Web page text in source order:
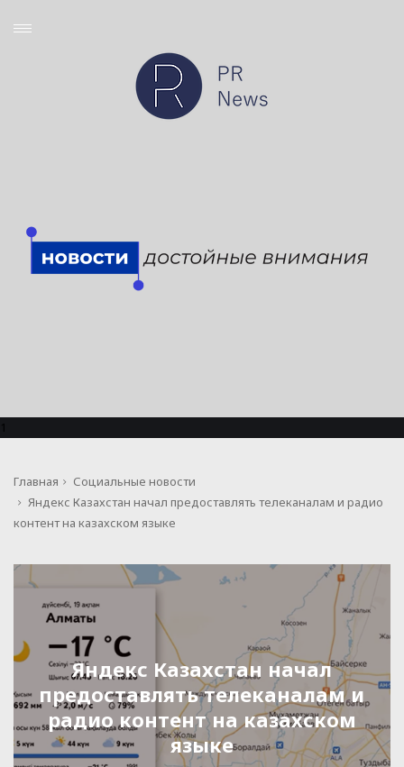
1
Главная
Социальные новости
Яндекс Казахстан начал предоставлять телеканалам и радио
контент на казахском языке
Яндекс Казахстан начал
предоставлять телеканалам и
радио контент на казахском
языке